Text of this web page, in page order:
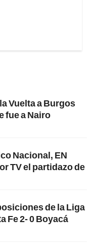
Vuelta a Burgos
fue a Nairo
Nacional, EN
TV el partidazo de
de la Liga
Fe 2- 0 Boyacá